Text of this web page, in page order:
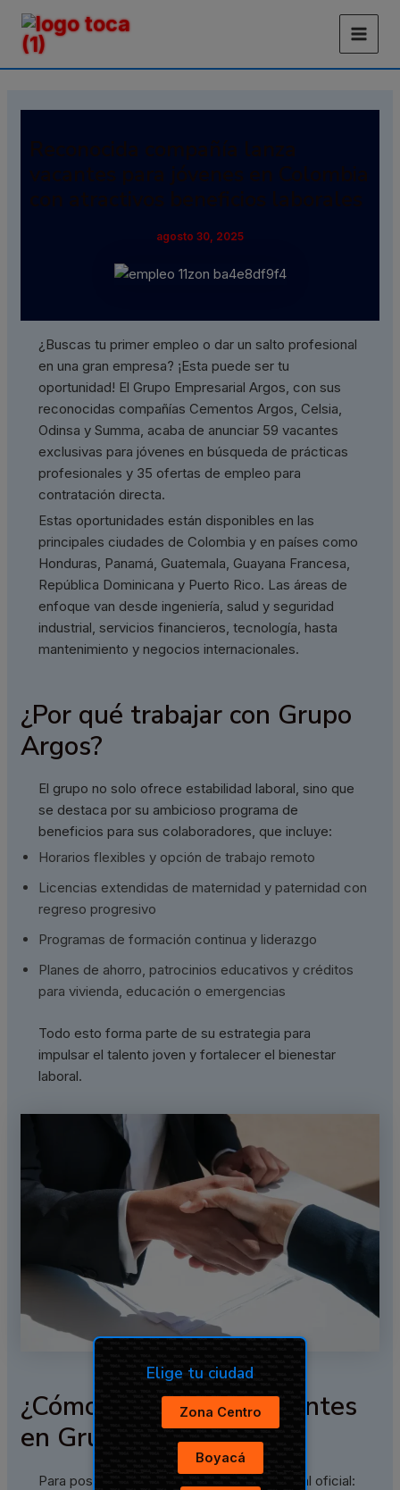
contenido
Main
Reconocida compañía lanza
vacantes para jóvenes en Colombia
con atractivos beneficios laborales
agosto 30, 2025
¿Buscas tu primer empleo o dar un salto profesional
en una gran empresa? ¡Esta puede ser tu
oportunidad! El Grupo Empresarial Argos, con sus
reconocidas compañías Cementos Argos, Celsia,
Odinsa y Summa, acaba de anunciar 59 vacantes
exclusivas para jóvenes en búsqueda de prácticas
profesionales y 35 ofertas de empleo para
contratación directa.
Estas oportunidades están disponibles en las
principales ciudades de Colombia y en países como
Honduras, Panamá, Guatemala, Guayana Francesa,
República Dominicana y Puerto Rico. Las áreas de
enfoque van desde ingeniería, salud y seguridad
industrial, servicios financieros, tecnología, hasta
mantenimiento y negocios internacionales.
¿Por qué trabajar con Grupo
Argos?
El grupo no solo ofrece estabilidad laboral, sino que
se destaca por su ambicioso programa de
beneficios para sus colaboradores, que incluye:
Horarios flexibles y opción de trabajo remoto
Licencias extendidas de maternidad y paternidad con
regreso progresivo
Programas de formación continua y liderazgo
Planes de ahorro, patrocinios educativos y créditos
para vivienda, educación o emergencias
Todo esto forma parte de su estrategia para
impulsar el talento joven y fortalecer el bienestar
laboral.
¿Cómo aplicar a las vacantes
en Grupo Argos?
Para postularte, solo debes ingresar al portal oficial:
Elige tu ciudad
Zona Centro
Boyacá